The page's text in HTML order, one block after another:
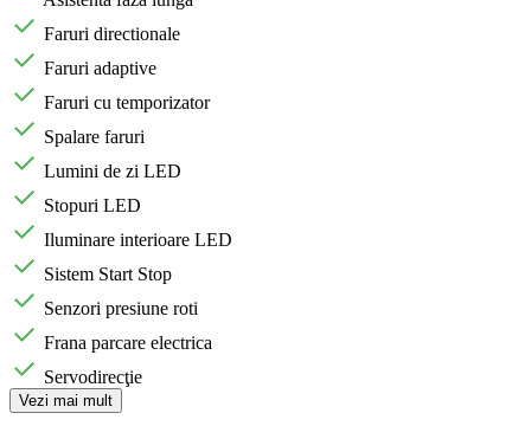
Faruri directionale
Faruri adaptive
Faruri cu temporizator
Spalare faruri
Lumini de zi LED
Stopuri LED
Iluminare interioare LED
Sistem Start Stop
Senzori presiune roti
Frana parcare electrica
Servodirecţie
Vezi mai mult